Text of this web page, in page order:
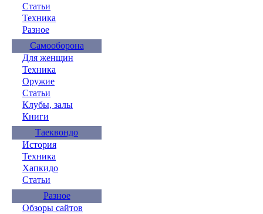
Статьи
Техника
Разное
Самооборона
Для женщин
Техника
Оружие
Статьи
Клубы, залы
Книги
Таеквондо
История
Техника
Хапкидо
Статьи
Разное
Обзоры сайтов